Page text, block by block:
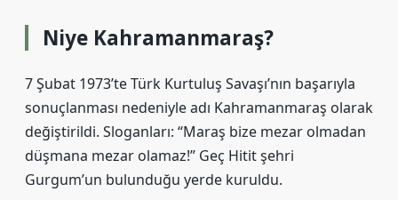
Niye Kahramanmaraş?
7 Şubat 1973’te Türk Kurtuluş Savaşı’nın başarıyla
sonuçlanması nedeniyle adı Kahramanmaraş olarak
değiştirildi. Sloganları: “Maraş bize mezar olmadan
düşmana mezar olamaz!” Geç Hitit şehri
Gurgum’un bulunduğu yerde kuruldu.